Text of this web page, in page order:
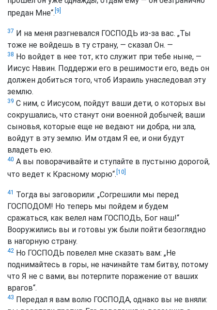
предан Мне“. [9]
37 И на меня разгневался ГОСПОДЬ из-за вас. „Ты
тоже не войдешь в ту страну, — сказал Он. —
38 Но войдет в нее тот, кто служит при тебе ныне, —
Иисус Навин. Поддержи его в решимости его, ведь он
должен добиться того, чтоб Израиль унаследовал эту
землю.
39 С ним, с Иисусом, пойдут ваши дети, о которых вы
сокрушались, что станут они военной добычей; ваши
сыновья, которые еще не ведают ни добра, ни зла,
войдут в эту землю. Им отдам Я ее, и они будут
владеть ею.
40 А вы поворачивайте и ступайте в пустыню дорогой,
что ведет к Красному морю“. [10]
41 Тогда вы заговорили: „Согрешили мы перед
ГОСПОДОМ! Но теперь мы пойдем и будем
сражаться, как велел нам ГОСПОДЬ, Бог наш!“
Вооружились вы и готовы уж были пойти безоглядно
в нагорную страну.
42 Но ГОСПОДЬ повелел мне сказать вам: „Не
поднимайтесь в горы, не начинайте там битву, потому
что Я не с вами, вы потерпите поражение от ваших
врагов“.
43 Передал я вам волю ГОСПОДА, однако вы не вняли: